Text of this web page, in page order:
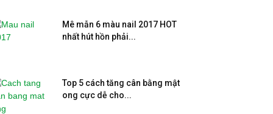
Mê mẫn 6 màu nail 2017 HOT
nhất hút hồn phải...
Top 5 cách tăng cân bằng mật
ong cực dễ cho...